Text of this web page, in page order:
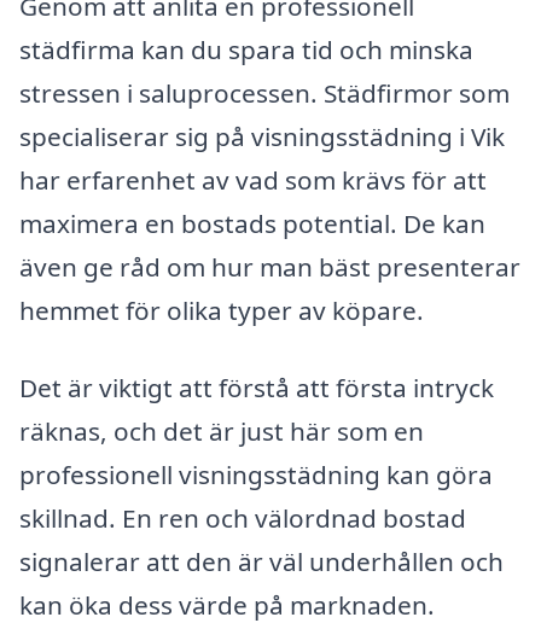
städfirma kan du spara tid och minska
stressen i saluprocessen. Städfirmor som
specialiserar sig på visningsstädning i Vik
har erfarenhet av vad som krävs för att
maximera en bostads potential. De kan
även ge råd om hur man bäst presenterar
hemmet för olika typer av köpare.
Det är viktigt att förstå att första intryck
räknas, och det är just här som en
professionell visningsstädning kan göra
skillnad. En ren och välordnad bostad
signalerar att den är väl underhållen och
kan öka dess värde på marknaden.